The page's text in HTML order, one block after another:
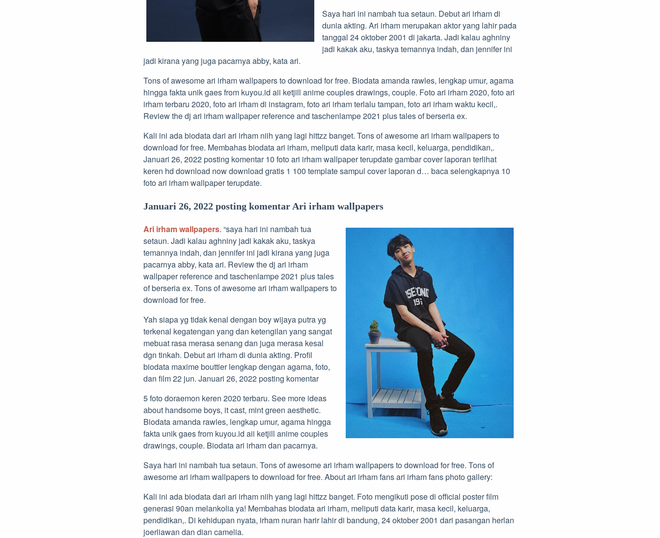
Saya hari ini nambah tua setaun. Debut ari irham di
dunia akting. Ari irham merupakan aktor yang lahir pada
tanggal 24 oktober 2001 di jakarta. Jadi kalau aghniny
jadi kakak aku, taskya temannya indah, dan jennifer ini
jadi kirana yang juga pacarnya abby, kata ari.
Tons of awesome ari irham wallpapers to download for free. Biodata amanda rawles, lengkap umur, agama
hingga fakta unik gaes from kuyou.id aii ketjill anime couples drawings, couple. Foto ari irham 2020, foto ari
irham terbaru 2020, foto ari irham di instagram, foto ari irham terlalu tampan, foto ari irham waktu kecil,.
Review the dj ari irham wallpaper reference and taschenlampe 2021 plus tales of berseria ex.
Kali ini ada biodata dari ari irham niih yang lagi hittzz banget. Tons of awesome ari irham wallpapers to
download for free. Membahas biodata ari irham, meliputi data karir, masa kecil, keluarga, pendidikan,.
Januari 26, 2022 posting komentar 10 foto ari irham wallpaper terupdate gambar cover laporan terlihat
keren hd download now download gratis 1 100 template sampul cover laporan d… baca selengkapnya 10
foto ari irham wallpaper terupdate.
Januari 26, 2022 posting komentar Ari irham wallpapers
Ari irham wallpapers. “saya hari ini nambah tua
setaun. Jadi kalau aghniny jadi kakak aku, taskya
temannya indah, dan jennifer ini jadi kirana yang juga
pacarnya abby, kata ari. Review the dj ari irham
wallpaper reference and taschenlampe 2021 plus tales
of berseria ex. Tons of awesome ari irham wallpapers to
download for free.
Yah siapa yg tidak kenal dengan boy wijaya putra yg
terkenal kegatengan yang dan ketengilan yang sangat
mebuat rasa merasa senang dan juga merasa kesal
dgn tinkah. Debut ari irham di dunia akting. Profil
biodata maxime bouttier lengkap dengan agama, foto,
dan film 22 jun. Januari 26, 2022 posting komentar
5 foto doraemon keren 2020 terbaru. See more ideas
about handsome boys, it cast, mint green aesthetic.
Biodata amanda rawles, lengkap umur, agama hingga
fakta unik gaes from kuyou.id aii ketjill anime couples
drawings, couple. Biodata ari irham dan pacarnya.
Saya hari ini nambah tua setaun. Tons of awesome ari irham wallpapers to download for free. Tons of
awesome ari irham wallpapers to download for free. About ari irham fans ari irham fans photo gallery:
Kali ini ada biodata dari ari irham niih yang lagi hittzz banget. Foto mengikuti pose di official poster film
generasi 90an melankolia ya! Membahas biodata ari irham, meliputi data karir, masa kecil, keluarga,
pendidikan,. Di kehidupan nyata, irham nuran harir lahir di bandung, 24 oktober 2001 dari pasangan herlan
joerliawan dan dian camelia.